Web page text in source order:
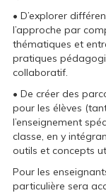
• D’explorer
l’approche par
thématiques et
pratiques
collaboratif.
• De créer des
pour les élèves
l’enseignement
classe, en y
outils et concepts
Pour les
particulière sera